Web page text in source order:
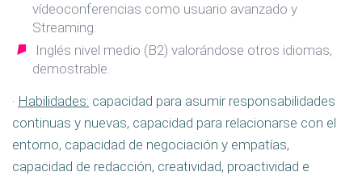
vídeoconferencias como usuario avanzado y
Streaming.
Inglés nivel medio (B2) valorándose otros idiomas,
demostrable.
· Habilidades: capacidad para asumir responsabilidades
continuas y nuevas, capacidad para relacionarse con el
entorno, capacidad de negociación y empatías,
capacidad de redacción, creatividad, proactividad e